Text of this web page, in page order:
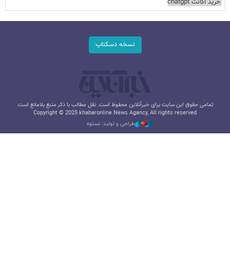
خرید اکانت chatgpt
نسخه دسکتاپ
تمامی حقوق این سایت برای خبرآنلاین محفوظ است. نقل مطالب با ذکر منبع بلامانع است.
Copyright © 2025 khabaronline News Agancy, All rights reserved
طراحی و تولید: نستوه